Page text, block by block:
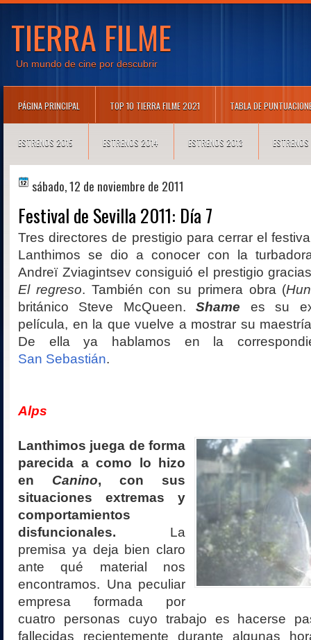
TIERRA FILME
Un mundo de cine por descubrir
PÁGINA PRINCIPAL TOP 10 TIERRA FILME 2021 TABLA DE
ESTRENOS 2015 ESTRENOS 2014 ESTRENOS 2013
sábado, 12 de noviembre de 2011
Festival de Sevilla 2011: Día 7
Tres directores de prestigio para cerrar el
Lanthimos se dio a conocer con la
Andreï Zviagintsev consiguió el prestigio
El regreso. También con su primera obra (
británico Steve McQueen.Shame es su
película, en la que vuelve a mostrar su
De ella ya hablamos en la
San Sebastián.
Alps
Lanthimos juega de forma
parecida a como lo hizo
en Canino, con sus
situaciones extremas y
comportamientos
disfuncionales. La
premisa ya deja bien claro
ante qué material nos
encontramos. Una peculiar
empresa formada por
cuatro personas cuyo trabajo es hacerse
fallecidas recientemente durante algunas